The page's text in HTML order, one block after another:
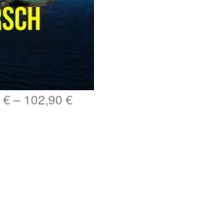
€– 102,90 €